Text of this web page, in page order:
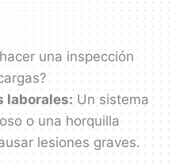
una inspección
laborales: Un sistema
o una horquilla
lesiones graves.